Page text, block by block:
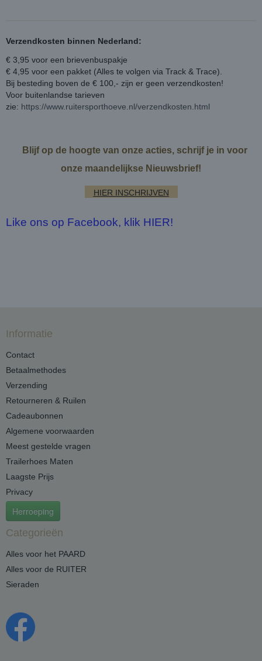
Verzendkosten binnen Nederland:
€ 3,95 voor een brievenbuspakje
€ 4,95 voor een pakket (Alles te volgen via Track & Trace).
Bij besteding boven de € 100,- zijn er geen verzendkosten!
Voor buitenlandse tarieven
zie: https://www.ruitersporthoeve.nl/verzendkosten.html
Blijf op de hoogte van onze acties, schrijf je in voor
onze maandelijkse Nieuwsbrief!
HIER INSCHRIJVEN
Like ons op Facebook, klik HIER!
Informatie
Contact
Betaalmethodes
Verzending
Retourneren & Ruilen
Cadeaubonnen
Algemene voorwaarden
Meest gestelde vragen
Trailerhoes Maten
Laagste Prijs
Privacy
Herroeping
Categorieën
Alles voor het PAARD
Alles voor de RUITER
Sieraden